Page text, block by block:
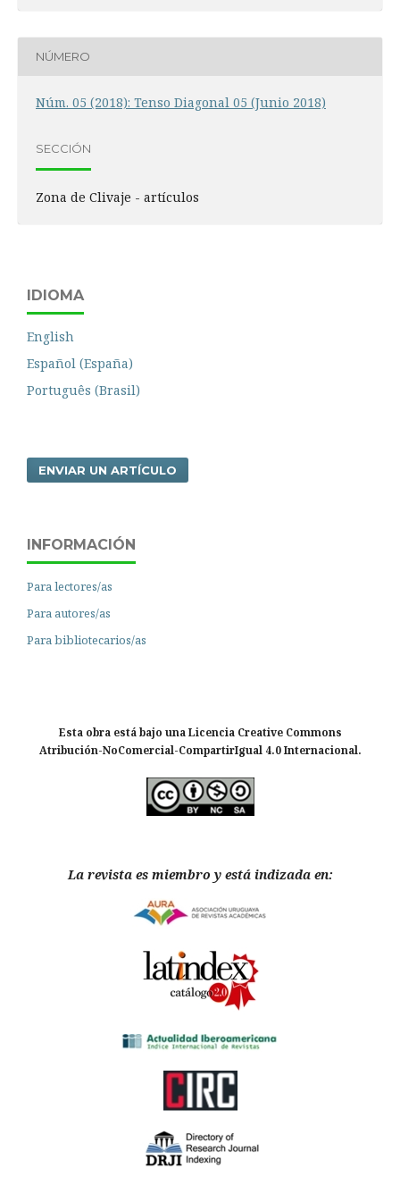
NÚMERO
Núm. 05 (2018): Tenso Diagonal 05 (Junio 2018)
SECCIÓN
Zona de Clivaje - artículos
IDIOMA
English
Español (España)
Português (Brasil)
ENVIAR UN ARTÍCULO
INFORMACIÓN
Para lectores/as
Para autores/as
Para bibliotecarios/as
Esta obra está bajo una Licencia Creative Commons
Atribución-NoComercial-CompartirIgual 4.0 Internacional.
La revista es miembro y está indizada en: